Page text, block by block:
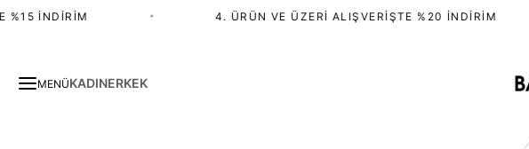
%15 İNDIRIM 4. ÜRÜN VE ÜZERI ALIŞVERIŞTE %20 İNDIRIM
MENÜKADINERKEK